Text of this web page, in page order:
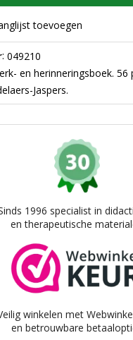
toevoegen
: 049210
en herinneringsboek. 56
Jaspers.
1996 specialist in
en therapeutische
winkelen met
en betrouwbare